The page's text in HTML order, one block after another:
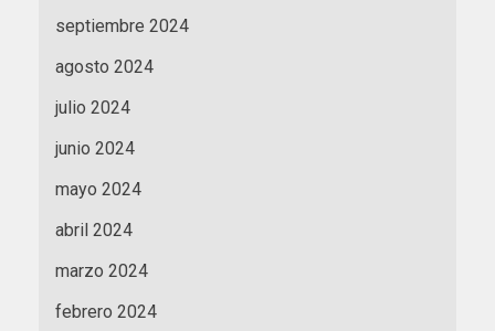
septiembre 2024
agosto 2024
julio 2024
junio 2024
mayo 2024
abril 2024
marzo 2024
febrero 2024